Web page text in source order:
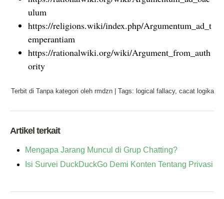
ulum
https://religions.wiki/index.php/Argumentum_ad_t
emperantiam
https://rationalwiki.org/wiki/Argument_from_auth
ority
Terbit di Tanpa kategori oleh rmdzn Tags: logical fallacy cacat logika
Artikel terkait
Mengapa Jarang Muncul di Grup Chatting?
Isi Survei DuckDuckGo Demi Konten Tentang Privasi